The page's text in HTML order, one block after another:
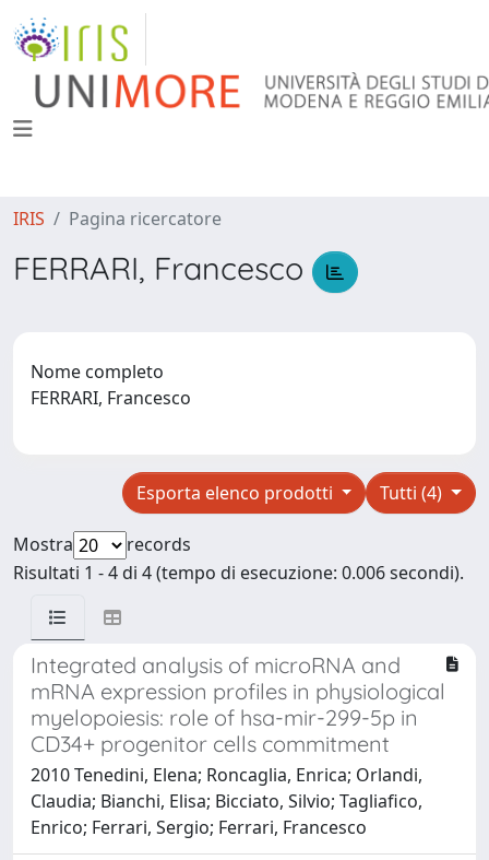
IRIS Pagina ricercatore
FERRARI, Francesco
Nome completo
FERRARI, Francesco
Tutti (4)
Esporta elenco prodotti
Mostra
records
Risultati 1 - 4 di 4 (tempo di esecuzione: 0.006 secondi).
Integrated analysis of microRNA and
mRNA expression profiles in physiological
myelopoiesis: role of hsa-mir-299-5p in
CD34+ progenitor cells commitment
2010 Tenedini, Elena; Roncaglia, Enrica; Orlandi,
Claudia; Bianchi, Elisa; Bicciato, Silvio; Tagliafico,
Enrico; Ferrari, Sergio; Ferrari, Francesco